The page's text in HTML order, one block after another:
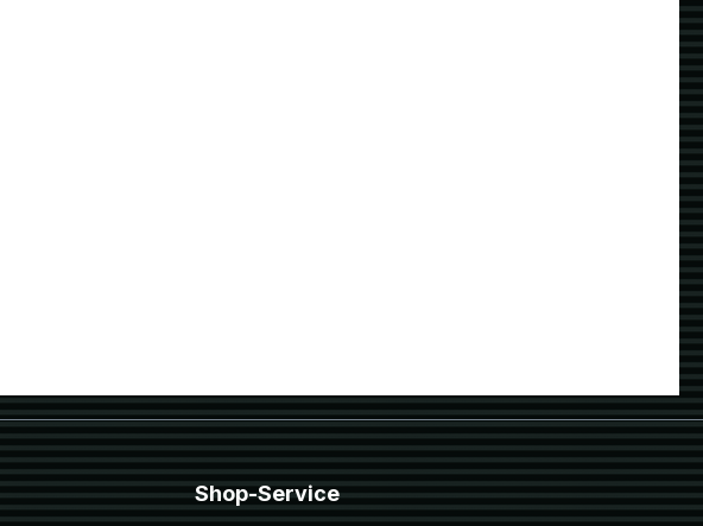
Shop-Service